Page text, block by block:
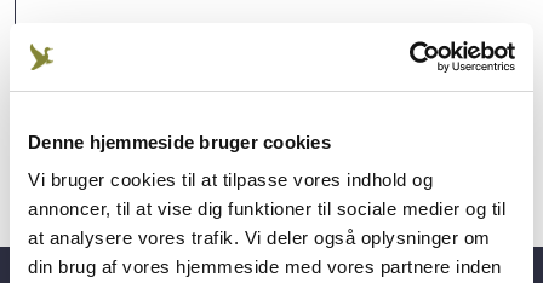
Denne hjemmeside bruger cookies
Vi bruger cookies til at tilpasse vores indhold og
annoncer, til at vise dig funktioner til sociale medier og til
at analysere vores trafik. Vi deler også oplysninger om
din brug af vores hjemmeside med vores partnere inden